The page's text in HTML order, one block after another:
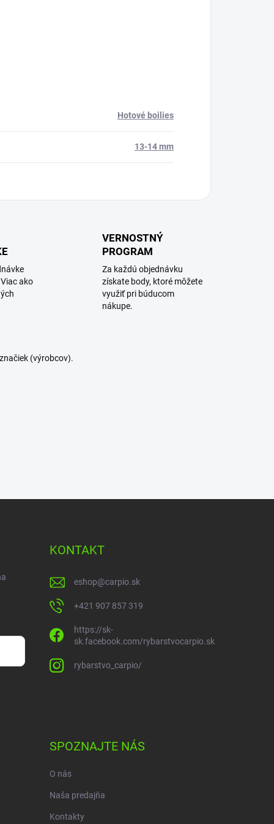
Hotové boilies
13-14 mm
ako
VERNOSTNÝ
PROGRAM
Za každú objednávku
získate body, ktoré môžete
využiť pri búducom
nákupe.
(výrobcov).
KONTAKT
eshop@carpio.sk
+421 907 857 319
https://sk-
sk.facebook.com/rybarstvocarpio.sk
rybarstvo_carpio/
SPOZNAJTE NÁS
O nás
Naša predajňa
Kontakty